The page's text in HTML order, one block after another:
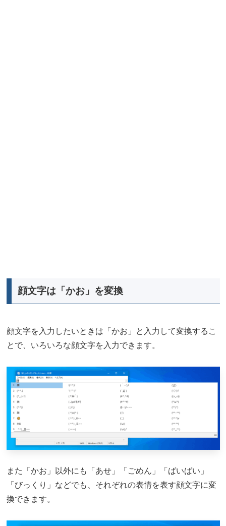
顔文字は「かお」を変換
顔文字を入力したいときは「かお」と入力して変換するこ
とで、いろいろな顔文字を入力できます。
また「かお」以外にも「あせ」「ごめん」「ばいばい」
「びっくり」などでも、それぞれの表情を表す顔文字に変
換できます。